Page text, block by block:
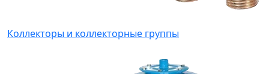
Коллекторы и коллекторные группы